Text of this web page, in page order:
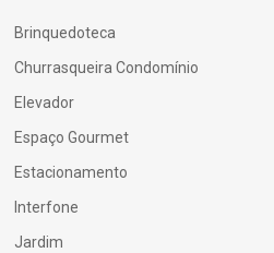
Brinquedoteca
Churrasqueira Condomínio
Elevador
Espaço Gourmet
Estacionamento
Interfone
Jardim